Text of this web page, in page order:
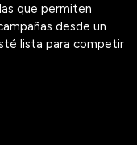
que permiten
desde un
lista para competir